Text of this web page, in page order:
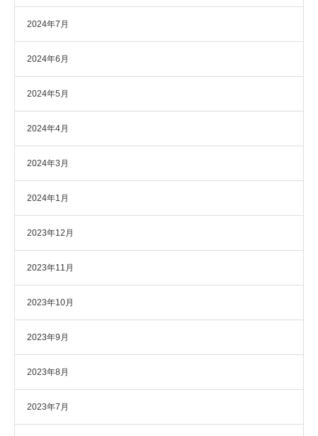
2024年7月
2024年6月
2024年5月
2024年4月
2024年3月
2024年1月
2023年12月
2023年11月
2023年10月
2023年9月
2023年8月
2023年7月